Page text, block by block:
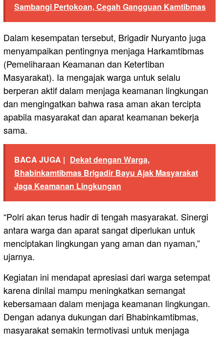
Sambangi Pertokoan, Cegah Gangguan Kamtibmas
Dalam kesempatan tersebut, Brigadir Nuryanto juga
menyampaikan pentingnya menjaga Harkamtibmas
(Pemeliharaan Keamanan dan Ketertiban
Masyarakat). Ia mengajak warga untuk selalu
berperan aktif dalam menjaga keamanan lingkungan
dan mengingatkan bahwa rasa aman akan tercipta
apabila masyarakat dan aparat keamanan bekerja
sama.
BACA JUGA | Dekat dengan Warga,
Bhabinkamtibmas Brigadir Bayu Ajak Masyarakat
Jaga Keamanan Lingkungan
“Polri akan terus hadir di tengah masyarakat. Sinergi
antara warga dan aparat sangat diperlukan untuk
menciptakan lingkungan yang aman dan nyaman,”
ujarnya.
Kegiatan ini mendapat apresiasi dari warga setempat
karena dinilai mampu meningkatkan semangat
kebersamaan dalam menjaga keamanan lingkungan.
Dengan adanya dukungan dari Bhabinkamtibmas,
masyarakat semakin termotivasi untuk menjaga